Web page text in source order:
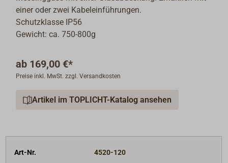
einer oder zwei Kabeleinführungen.
Schutzklasse IP56
Gewicht: ca. 750-800g
ab 169,00 €*
Preise inkl. MwSt. zzgl. Versandkosten
Artikel im TOPLICHT-Katalog ansehen
Art-Nr.
4520-120